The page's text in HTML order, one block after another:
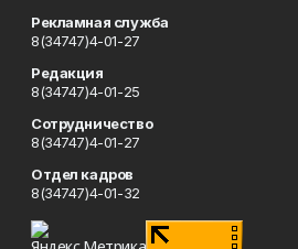
Рекламная служба
8(34747)4-01-27
Редакция
8(34747)4-01-25
Сотрудничество
8(34747)4-01-27
Отдел кадров
8(34747)4-01-32